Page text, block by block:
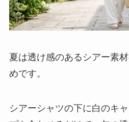
夏は透け感のあるシアー素
めです。
シアーシャツの下に白のキ